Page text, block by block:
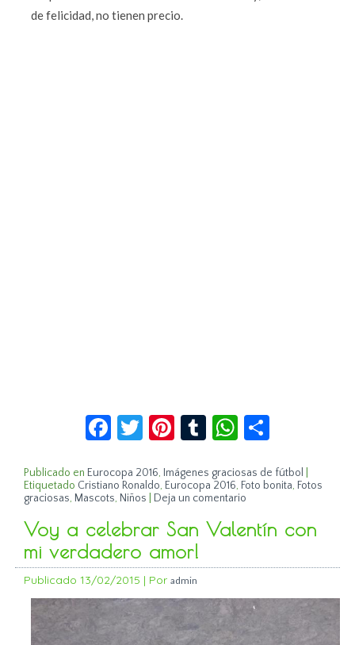
de felicidad, no tienen precio.
Facebook
Twitter
Pinterest
TumblrWhatsApp
Publicado en Eurocopa 2016, Imágenes graciosas de fútbol
Etiquetado Cristiano Ronaldo, Eurocopa 2016, Foto bonita, Fotos
graciosas, Mascots, Niños Deja un comentario
Voy a celebrar San Valentín con
mi verdadero amor!
Publicado 13/02/2015 | Por admin